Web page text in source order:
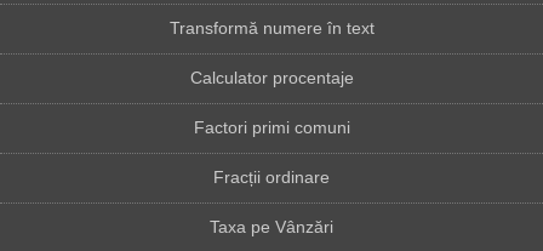
Transformă numere în text
Calculator procentaje
Factori primi comuni
Fracții ordinare
Taxa pe Vânzări